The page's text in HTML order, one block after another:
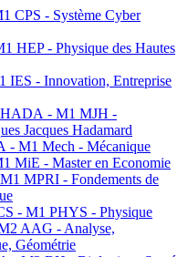
CPS - Système Cyber
HEP - Physique des Hautes
IES - Innovation, Entreprise
- M1 MJH -
Jacques Hadamard
- M1 Mech - Mécanique
MiE - Master en Economie
MPRI - Fondements de
- M1 PHYS - Physique
AAG - Analyse,
Géométrie